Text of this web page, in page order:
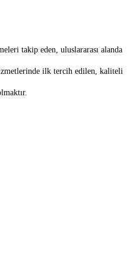
takip eden, uluslararası alanda
ilk tercih edilen, kaliteli